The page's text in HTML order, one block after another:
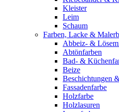
Kleister
Leim
Schaum
Farben, Lacke &
Abbeiz- &
Abtönfarben
Bad- &
Beize
Beschichtungen
Fassadenfarbe
Holzfarbe
Holzlasuren